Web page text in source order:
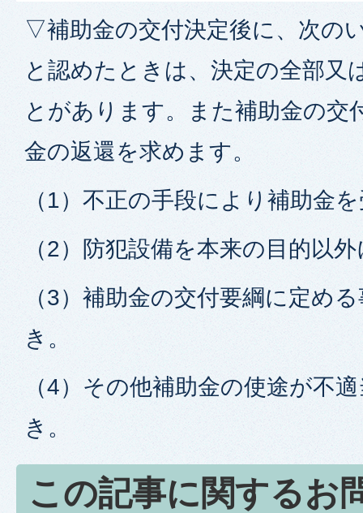
▽補助金の交付決定後に、次の
と認めたときは、決定の全部又
とがあります。また補助金の交
金の返還を求めます。
（1）不正の手段により補助金
（2）防犯設備を本来の目的以
（3）補助金の交付要綱に定め
き。
（4）その他補助金の使途が不
き。
この記事に関するお